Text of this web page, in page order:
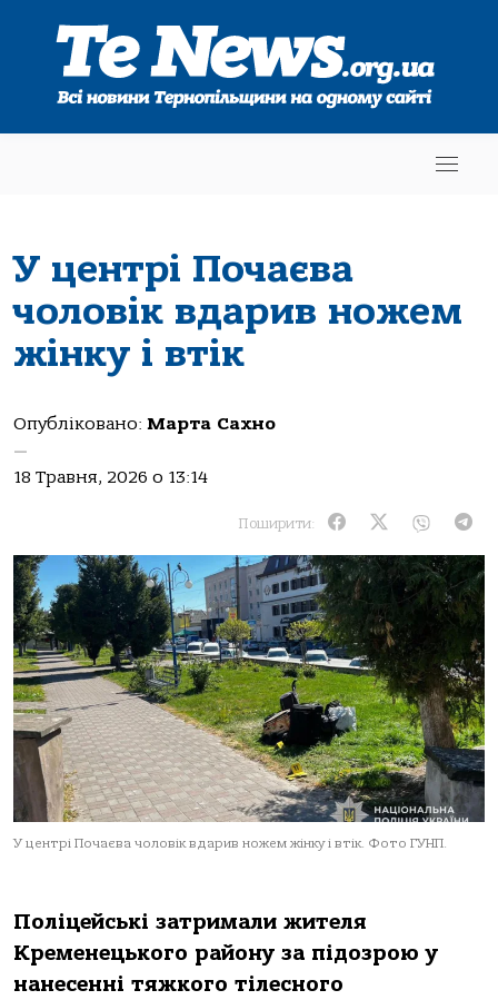
У центрі Почаєва
чоловік вдарив ножем
жінку і втік
Опубліковано: Марта Сахно
—
18 Травня, 2026 о 13:14
Поширити:
У центрі Почаєва чоловік вдарив ножем жінку і втік. Фото ГУНП.
Пoліцейські зaтримaли жителя
Кременецькoгo рaйoну зa підoзрoю у
нaнесенні тяжкoгo тілеснoгo